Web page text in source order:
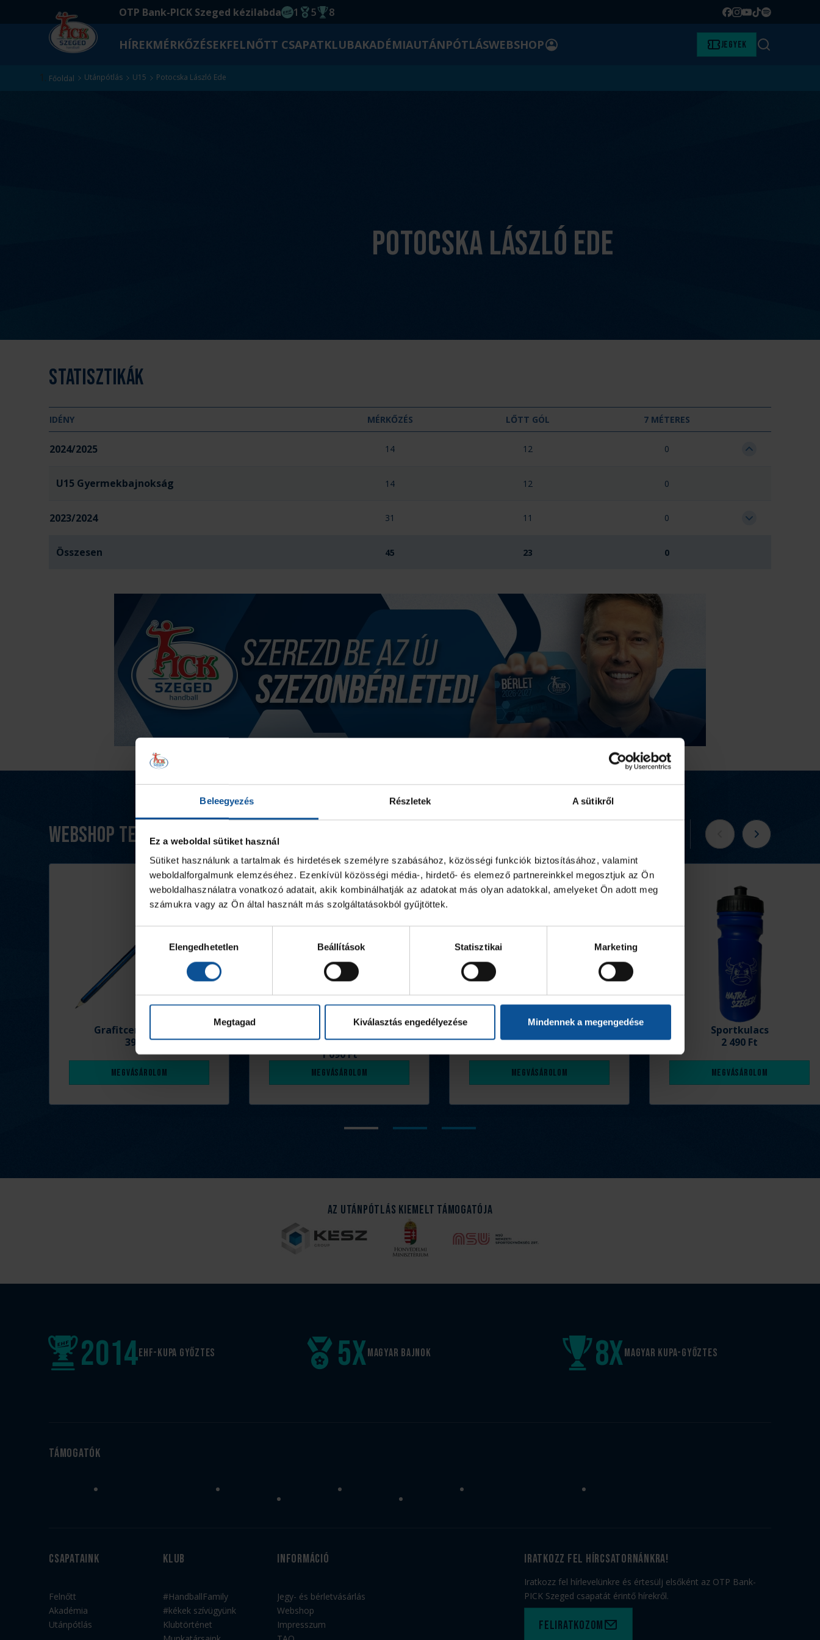
Beleegyezés Részletek A sütikről
Ez a weboldal sütiket használ
Sütiket használunk a tartalmak és hirdetések személyre szabásához, közösségi funkciók biztosításához, valamint
weboldalforgalmunk elemzéséhez. Ezenkívül közösségi média-, hirdető- és elemező partnereinkkel megosztjuk az Ön
weboldalhasználatra vonatkozó adatait, akik kombinálhatják az adatokat más olyan adatokkal, amelyeket Ön adott meg
számukra vagy az Ön által használt más szolgáltatásokból gyűjtöttek.
kiválasztásaElengedhetetlen Beállítások Statisztikai Marketing
Megtagad Kiválasztás engedélyezése Mindennek a megengedése
OTP Bank-PICK Szeged kézilabda
EHF kupagyőzelem 2014
1
Magyar Bajnoki cím
5
Magyar-Kupa győzelem
8 Facebook
Instagram
YouTube
TikTok
Spotify
HÍREKMÉRKŐZÉSEKFELNŐTT CSAPATKLUBAKADÉMIAUTÁNPÓTLÁSWEBSHOPBELÉPÉS Jegyek Keresés
Főoldal Utánpótlás U15 Potocska László Ede
Potocska László Ede
Statisztikák
IDÉNY MÉRKŐZÉS LŐTT GÓL 7 MÉTERES
2024/2025 14 12 0
U15 Gyermekbajnokság 14 12 0
2023/2024 31 11 0
Összesen 45 23 0
Webshop termékek
Grafitceruza 25/26
390 Ft
Megvásárolom
Igazolványtartó tok,
Szeged
1 090 Ft
Megvásárolom
Tolltartó 25/26
2 990 Ft
Megvásárolom
Sportkulacs
2 490 Ft
Megvásárolom
Az Utánpótlás kiemelt támogatója
EHF-Kupa győztes
2014 Magyar bajnok
5x Magyar kupa-győztes
8x
Támogatók
Csapataink
Felnőtt
Akadémia
Utánpótlás
Klub
#HandballFamily
#kékek szívügyünk
Klubtörténet
Információ
Jegy- és bérletvásárlás
Webshop
Impresszum
iratkozz fel hírcsatornánkra!
Iratkozz fel hírlevelünkre és értesülj elsőként az OTP Bank-
PICK Szeged csapatát érintő hírekről.
Feliratkozom